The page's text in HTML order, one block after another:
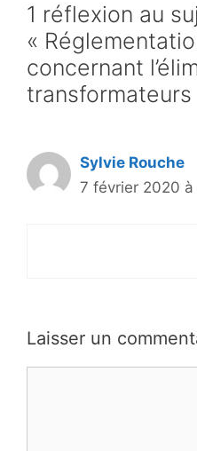
1 réflexion au
«
concernant
transformateurs
Sylvie Rouche
7 février 2020
Laisser un